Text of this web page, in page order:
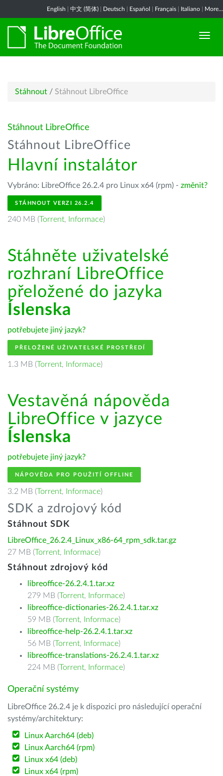
English 中文 (简体) Deutsch Español Français Italiano More...
Stáhnout / Stáhnout LibreOffice
Stáhnout LibreOffice
Stáhnout LibreOffice
Hlavní instalátor
Vybráno: LibreOffice 26.2.4 pro Linux x64 (rpm) - změnit?
STÁHNOUT VERZI 26.2.4
240 MB (Torrent, Informace)
Stáhněte uživatelské
rozhraní LibreOffice
přeložené do jazyka
Íslenska
potřebujete jiný jazyk?
PŘELOŽENÉ UŽIVATELSKÉ PROSTŘEDÍ
1.3 MB (Torrent, Informace)
Vestavěná nápověda
LibreOffice v jazyce
Íslenska
potřebujete jiný jazyk?
NÁPOVĚDA PRO POUŽITÍ OFFLINE
3.2 MB (Torrent, Informace)
SDK a zdrojový kód
Stáhnout SDK
LibreOffice_26.2.4_Linux_x86-64_rpm_sdk.tar.gz
27 MB (Torrent, Informace)
Stáhnout zdrojový kód
libreoffice-26.2.4.1.tar.xz
279 MB (Torrent, Informace)
libreoffice-dictionaries-26.2.4.1.tar.xz
59 MB (Torrent, Informace)
libreoffice-help-26.2.4.1.tar.xz
56 MB (Torrent, Informace)
libreoffice-translations-26.2.4.1.tar.xz
224 MB (Torrent, Informace)
Operační systémy
LibreOffice 26.2.4 je k dispozici pro následující operační
systémy/architektury:
Linux Aarch64 (deb)
Linux Aarch64 (rpm)
Linux x64 (deb)
Linux x64 (rpm)